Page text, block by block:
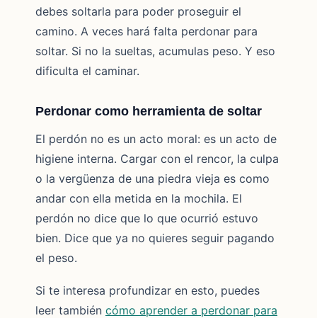
debes soltarla para poder proseguir el
camino. A veces hará falta perdonar para
soltar. Si no la sueltas, acumulas peso. Y eso
dificulta el caminar.
Perdonar como herramienta de soltar
El perdón no es un acto moral: es un acto de
higiene interna. Cargar con el rencor, la culpa
o la vergüenza de una piedra vieja es como
andar con ella metida en la mochila. El
perdón no dice que lo que ocurrió estuvo
bien. Dice que ya no quieres seguir pagando
el peso.
Si te interesa profundizar en esto, puedes
leer también cómo aprender a perdonar para